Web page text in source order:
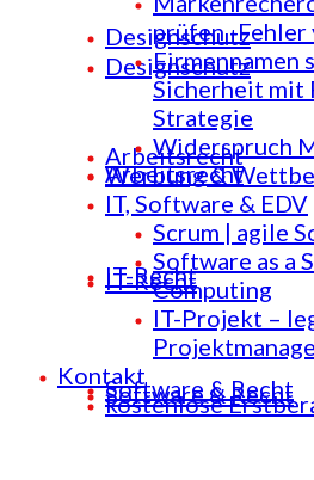
Designschutz
Arbeitsrecht
IT-Recht
Software & Recht
Designschutz
Arbeitsrecht
IT-Recht
Software & Recht
prüfen -Fehler
Firmennamen
Sicherheit mit
Strategie
Widerspruch
Werbung &
IT, Software & EDV
Scrum | agile
Software as a
Computing
IT-Projekt –
Kontakt
kostenlose